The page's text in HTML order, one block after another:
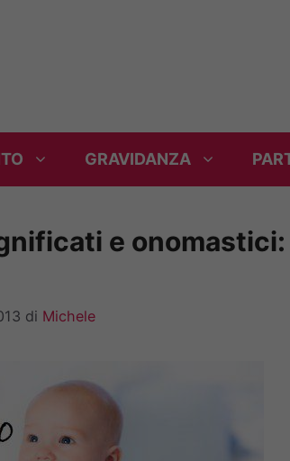
GRAVIDANZA
e
di Michele